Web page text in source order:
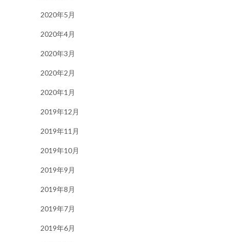
2020年5月
2020年4月
2020年3月
2020年2月
2020年1月
2019年12月
2019年11月
2019年10月
2019年9月
2019年8月
2019年7月
2019年6月